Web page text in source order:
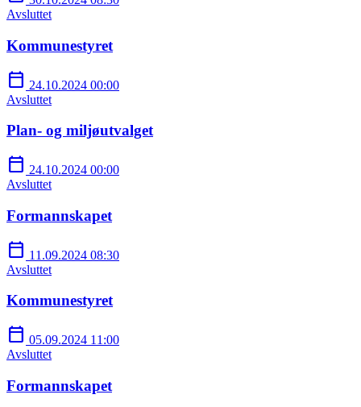
Avsluttet
Kommunestyret
calendar_today 24.10.2024 00:00
Avsluttet
Plan- og miljøutvalget
calendar_today 24.10.2024 00:00
Avsluttet
Formannskapet
calendar_today 11.09.2024 08:30
Avsluttet
Kommunestyret
calendar_today 05.09.2024 11:00
Avsluttet
Formannskapet